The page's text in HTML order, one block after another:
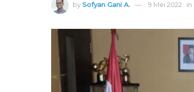
bySofyan Gani A. 9 Mei 2022 in